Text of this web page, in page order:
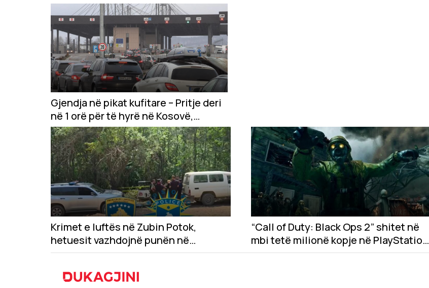
Gjendja në pikat kufitare – Pritje deri
në 1 orë për të hyrë në Kosovë,
situata e njëjtë edhe për dalje nga
vendi
Krimet e luftës në Zubin Potok,
hetuesit vazhdojnë punën në
lokacionin e tretë
“Call of Duty: Black Ops 2” shitet në
mbi tetë milionë kopje në PlayStation
Store